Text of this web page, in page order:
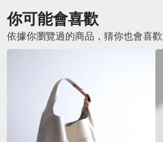
你可能會喜歡
依據你瀏覽過的商品，猜你也會喜